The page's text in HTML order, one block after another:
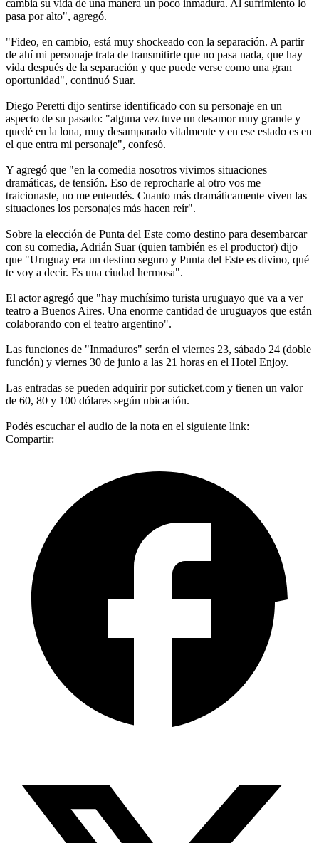
cambia su vida de una manera un poco inmadura. Al sufrimiento lo
pasa por alto", agregó.
"Fideo, en cambio, está muy shockeado con la separación. A partir
de ahí mi personaje trata de transmitirle que no pasa nada, que hay
vida después de la separación y que puede verse como una gran
oportunidad", continuó Suar.
Diego Peretti dijo sentirse identificado con su personaje en un
aspecto de su pasado: "alguna vez tuve un desamor muy grande y
quedé en la lona, muy desamparado vitalmente y en ese estado es en
el que entra mi personaje", confesó.
Y agregó que "en la comedia nosotros vivimos situaciones
dramáticas, de tensión. Eso de reprocharle al otro vos me
traicionaste, no me entendés. Cuanto más dramáticamente viven las
situaciones los personajes más hacen reír".
Sobre la elección de Punta del Este como destino para desembarcar
con su comedia, Adrián Suar (quien también es el productor) dijo
que "Uruguay era un destino seguro y Punta del Este es divino, qué
te voy a decir. Es una ciudad hermosa".
El actor agregó que "hay muchísimo turista uruguayo que va a ver
teatro a Buenos Aires. Una enorme cantidad de uruguayos que están
colaborando con el teatro argentino".
Las funciones de "Inmaduros" serán el viernes 23, sábado 24 (doble
función) y viernes 30 de junio a las 21 horas en el Hotel Enjoy.
Las entradas se pueden adquirir por suticket.com y tienen un valor
de 60, 80 y 100 dólares según ubicación.
Podés escuchar el audio de la nota en el siguiente link:
Compartir: